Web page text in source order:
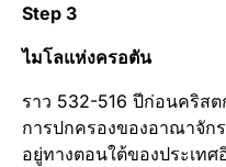
Step 3
ไมโลแห่งครอตัน
ราว 532-516 ปีก่อนคริส
การปกครองของอาณาจัก
อยู่ทางตอนใต้ของประเท